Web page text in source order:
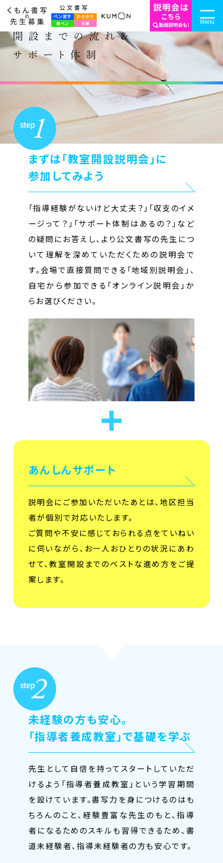
Menu
まずは「教室開設説明会」に
参加してみよう
「指導経験がないけど大丈夫？」「収支のイメ
ージって？」「サポート体制はあるの？」など
の疑問にお答えし、より公文書写の先生につ
いて理解を深めていただくための説明会で
す。会場で直接質問できる「地域別説明会」、
自宅から参加できる「オンライン説明会」か
らお選びください。
あんしんサポート
説明会にご参加いただいたあとは、地区担当
者が個別で対応いたします。
ご質問や不安に感じておられる点をていねい
に伺いながら、お一人おひとりの状況にあわ
せて、教室開設までのベストな進め方をご提
案します。
未経験の方も安心。
「指導者養成教室」で基礎を学ぶ
先生として自信を持ってスタートしていただ
けるよう「指導者養成教室」という学習期間
を設けています。書写力を身につけるのはも
ちろんのこと、経験豊富な先生のもと、指導
者になるためのスキルも習得できるため、書
道未経験者、指導未経験者の方も安心です。